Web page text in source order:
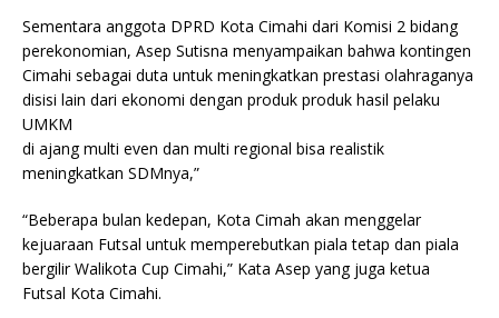
Sementara anggota DPRD Kota Cimahi dari Komisi 2 bidang
perekonomian, Asep Sutisna menyampaikan bahwa kontingen
Cimahi sebagai duta untuk meningkatkan prestasi olahraganya
disisi lain dari ekonomi dengan produk produk hasil pelaku
UMKM
di ajang multi even dan multi regional bisa realistik
meningkatkan SDMnya,”
“Beberapa bulan kedepan, Kota Cimah akan menggelar
kejuaraan Futsal untuk memperebutkan piala tetap dan piala
bergilir Walikota Cup Cimahi,” Kata Asep yang juga ketua
Futsal Kota Cimahi.